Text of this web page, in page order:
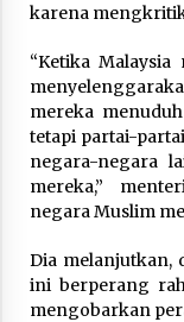
karena
“Ketika
mereka
tetapi partai-
negara-negara
mereka,”
negara Muslim
Dia melanjutkan,
ini berperang
mengobarkan